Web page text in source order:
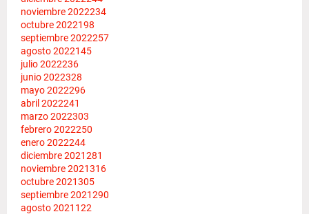
noviembre 2022234
octubre 2022198
septiembre 2022257
agosto 2022145
julio 2022236
junio 2022328
mayo 2022296
abril 2022241
marzo 2022303
febrero 2022250
enero 2022244
diciembre 2021281
noviembre 2021316
octubre 2021305
septiembre 2021290
agosto 2021 122